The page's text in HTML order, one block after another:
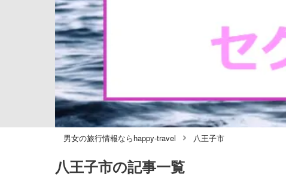
男女の旅行情報ならhappy-travel 八王子市
八王子市の記事一覧